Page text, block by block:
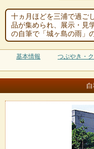
十ヵ月ほどを三浦で過ご
品が集められ、展示・見
の自筆で「城ヶ島の雨」
基本情報 つぶやき・ク